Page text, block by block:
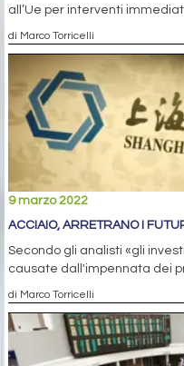
all’Ue per interventi
di Marco Torricelli
9 marzo 2022
ACCIAIO, ARRETRANO I
Secondo gli analisti «gli
causate dall'impennata dei
di Marco Torricelli